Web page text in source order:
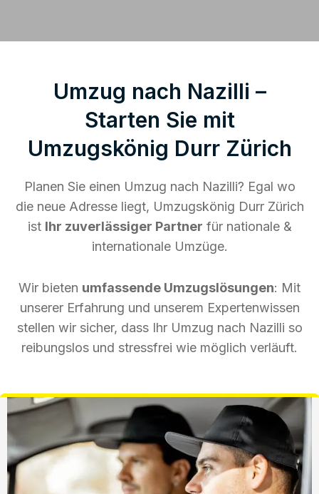
Umzug nach Nazilli –
Starten Sie mit
Umzugskönig Durr Zürich
Planen Sie einen Umzug nach Nazilli? Egal wo
die neue Adresse liegt, Umzugskönig Durr Zürich
ist Ihr zuverlässiger Partner für nationale &
internationale Umzüge.
Wir bieten umfassende Umzugslösungen: Mit
unserer Erfahrung und unserem Expertenwissen
stellen wir sicher, dass Ihr Umzug nach Nazilli so
reibungslos und stressfrei wie möglich verläuft.